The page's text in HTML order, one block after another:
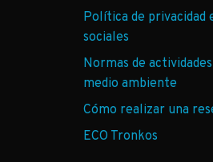
Política de privacidad
sociales
Normas de
medio ambiente
Cómo realizar una
ECO Tronkos